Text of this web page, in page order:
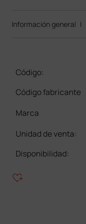
Información general |
Código:
Código fabricante
Marca
Unidad de venta:
Disponibilidad:
heart_plus